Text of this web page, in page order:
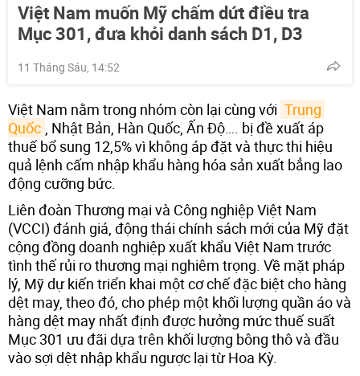
Việt Nam muốn Mỹ chấm dứt điều tra
Mục 301, đưa khỏi danh sách D1, D3
11 Tháng Sáu, 14:52
Việt Nam nằm trong nhóm còn lại cùng với Trung
Quốc , Nhật Bản, Hàn Quốc, Ấn Độ…. bị đề xuất áp
thuế bổ sung 12,5% vì không áp đặt và thực thi hiệu
quả lệnh cấm nhập khẩu hàng hóa sản xuất bẳng lao
động cưỡng bức.
Liên đoàn Thương mại và Công nghiệp Việt Nam
(VCCI) đánh giá, động thái chính sách mới của Mỹ đặt
cộng đồng doanh nghiệp xuất khẩu Việt Nam trước
tình thế rủi ro thương mại nghiêm trọng. Về mặt pháp
lý, Mỹ dự kiến triển khai một cơ chế đặc biệt cho hàng
dệt may, theo đó, cho phép một khối lượng quần áo và
hàng dệt may nhất định được hưởng mức thuế suất
Mục 301 ưu đãi dựa trên khối lượng bông thô và đầu
vào sợi dệt nhập khẩu ngược lại từ Hoa Kỳ.